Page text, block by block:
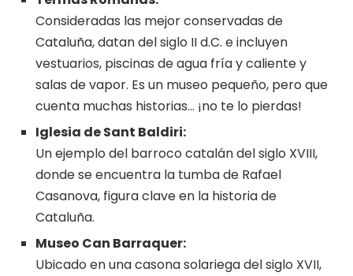
Consideradas las mejor conservadas de
Cataluña, datan del siglo II d.C. e incluyen
vestuarios, piscinas de agua fría y caliente y
salas de vapor. Es un museo pequeño, pero que
cuenta muchas historias… ¡no te lo pierdas!
Iglesia de Sant Baldiri:
Un ejemplo del barroco catalán del siglo XVIII,
donde se encuentra la tumba de Rafael
Casanova, figura clave en la historia de
Cataluña.
Museo Can Barraquer:
Ubicado en una casona solariega del siglo XVII,